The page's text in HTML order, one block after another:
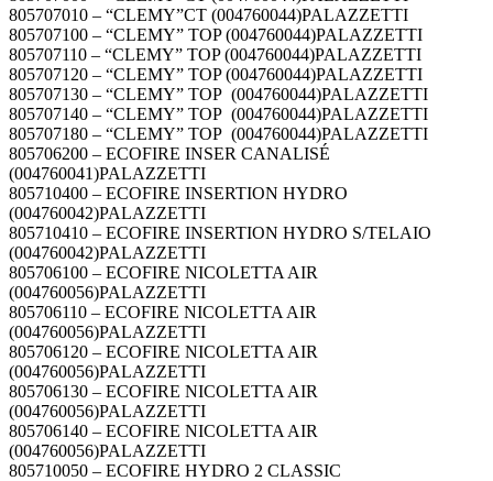
805707010 – “CLEMY”CT (004760044)PALAZZETTI
805707100 – “CLEMY” TOP (004760044)PALAZZETTI
805707110 – “CLEMY” TOP (004760044)PALAZZETTI
805707120 – “CLEMY” TOP (004760044)PALAZZETTI
805707130 – “CLEMY” TOP (004760044)PALAZZETTI
805707140 – “CLEMY” TOP (004760044)PALAZZETTI
805707180 – “CLEMY” TOP (004760044)PALAZZETTI
805706200 – ECOFIRE INSER CANALISÉ
(004760041)PALAZZETTI
805710400 – ECOFIRE INSERTION HYDRO
(004760042)PALAZZETTI
805710410 – ECOFIRE INSERTION HYDRO S/TELAIO
(004760042)PALAZZETTI
805706100 – ECOFIRE NICOLETTA AIR
(004760056)PALAZZETTI
805706110 – ECOFIRE NICOLETTA AIR
(004760056)PALAZZETTI
805706120 – ECOFIRE NICOLETTA AIR
(004760056)PALAZZETTI
805706130 – ECOFIRE NICOLETTA AIR
(004760056)PALAZZETTI
805706140 – ECOFIRE NICOLETTA AIR
(004760056)PALAZZETTI
805710050 – ECOFIRE HYDRO 2 CLASSIC